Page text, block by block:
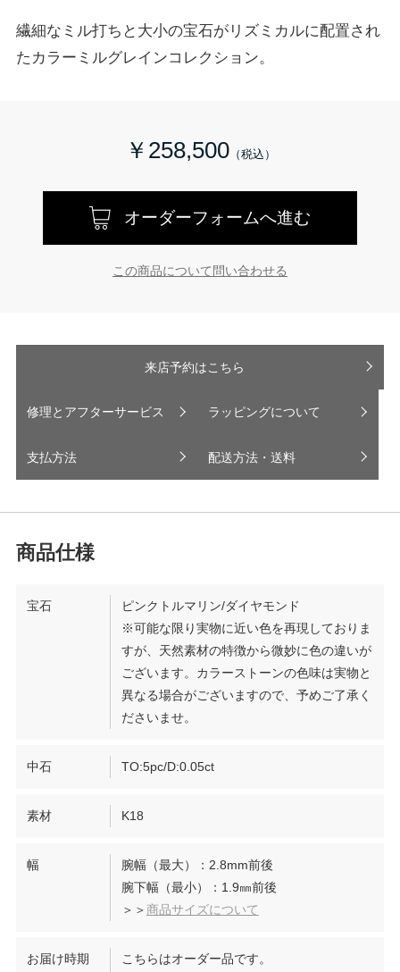
繊細なミル打ちと大小の宝石がリズミカルに配置され
たカラーミルグレインコレクション。
￥258,500
オーダーフォームへ進む
この商品について問い合わせる
来店予約はこちら
修理とアフターサービス ラッピングについて
支払方法 配送方法・送料
宝石
ピンクトルマリン/ダイヤモンド
※可能な限り実物に近い色を再現しておりま
すが、天然素材の特徴から微妙に色の違いが
ございます。カラーストーンの色味は実物と
異なる場合がございますので、予めご了承く
ださいませ。
中石 TO:5pc/D:0.05ct
素材 K18
幅
腕幅（最大）：2.8mm前後
腕下幅（最小）：1.9㎜前後
＞＞商品サイズについて
お届け時期
こちらはオーダー品です。